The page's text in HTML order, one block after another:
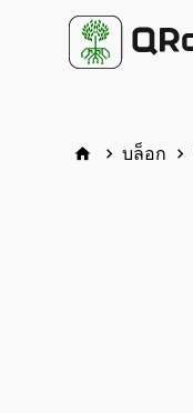
home keyboard_arrow_right บล็อก keyboard_arrow_right